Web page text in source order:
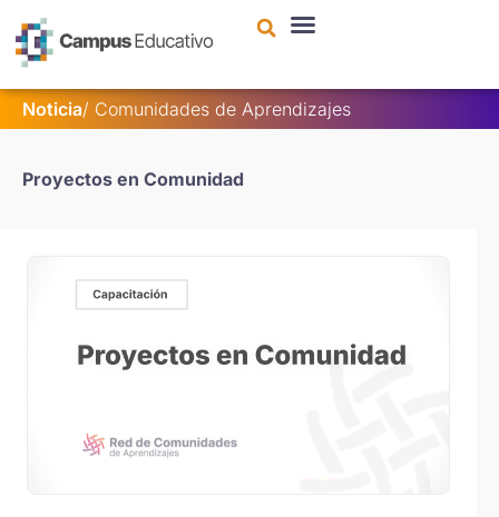
Noticia/ Comunidades de Aprendizajes
Proyectos en Comunidad